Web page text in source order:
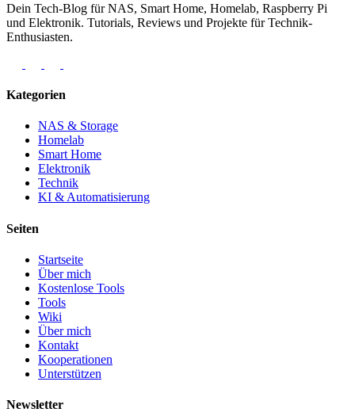
Dein Tech-Blog für NAS, Smart Home, Homelab, Raspberry Pi
und Elektronik. Tutorials, Reviews und Projekte für Technik-
Enthusiasten.
Kategorien
NAS & Storage
Homelab
Smart Home
Elektronik
Technik
KI & Automatisierung
Seiten
Startseite
Über mich
Kostenlose Tools
Tools
Wiki
Über mich
Kontakt
Kooperationen
Unterstützen
Newsletter